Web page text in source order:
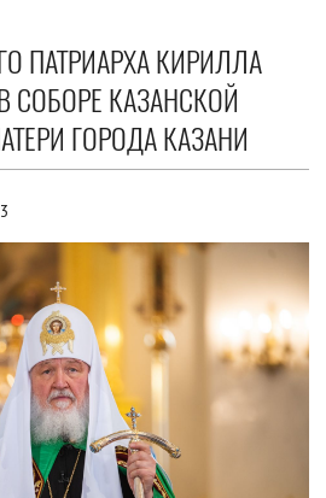
ПАТРИАРХА КИРИЛЛА
СОБОРЕ КАЗАНСКОЙ
ГОРОДА КАЗАНИ